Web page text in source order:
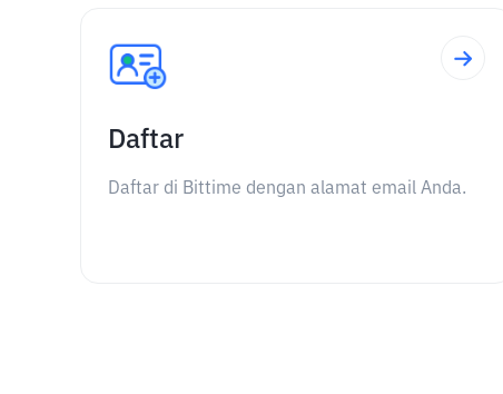
Daftar
Daftar di Bittime dengan alamat email Anda.